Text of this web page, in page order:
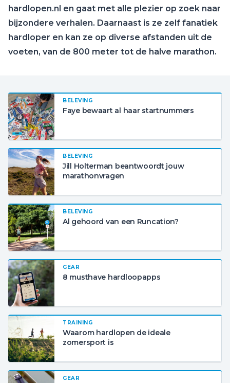
hardlopen.nl en gaat met alle plezier op zoek naar
bijzondere verhalen. Daarnaast is ze zelf fanatiek
hardloper en kan ze op diverse afstanden uit de
voeten, van de 800 meter tot de halve marathon.
BELEVING
Faye bewaart al haar startnummers
BELEVING
Jill Holterman beantwoordt jouw
marathonvragen
BELEVING
Al gehoord van een Runcation?
GEAR
8 musthave hardloopapps
TRAINING
Waarom hardlopen de ideale
zomersport is
GEAR